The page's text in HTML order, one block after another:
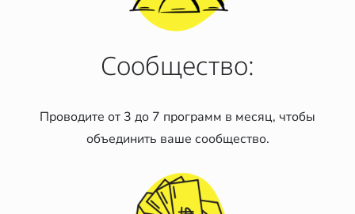
Сообщество:
Проводите от 3 до 7 программ в месяц, чтобы
объединить ваше сообщество.